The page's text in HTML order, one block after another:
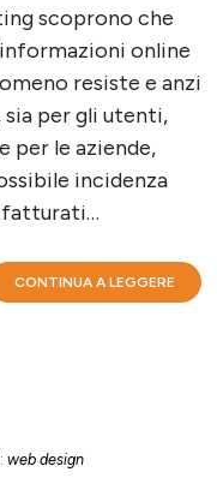
scoprono che
online
resiste e anzi
per gli utenti,
per le aziende,
incidenza
fatturati…
CONTINUA A LEGGERE
web design